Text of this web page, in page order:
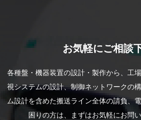
お気軽にご相談
各種盤・機器装置の設計・製作から、工
視システムの設計、制御ネットワークの
ム設計を含めた搬送ライン全体の請負、
困りの方は、まずはお気軽にお問